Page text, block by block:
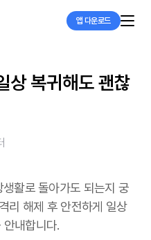
앱 다운로드
상 복귀해도 괜찮
활로 돌아가도 되는지 궁
리 해제 후 안전하게 일상
내합니다.